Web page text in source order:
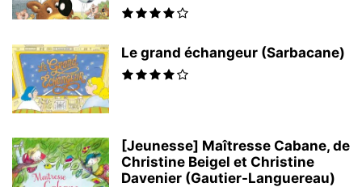
Le grand échangeur (Sarbacane)
[Jeunesse] Maîtresse Cabane, de
Christine Beigel et Christine
Davenier (Gautier-Languereau)